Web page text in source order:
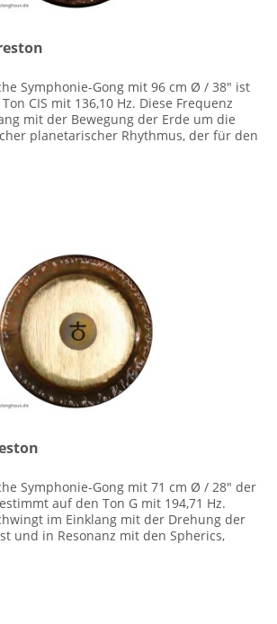
Symphonie-Gong mit 96 cm Ø / 38" ist
CIS mit 136,10 Hz. Diese Frequenz
mit der Bewegung der Erde um die
planetarischer Rhythmus, der für den
Symphonie-Gong mit 71 cm Ø / 28" der
auf den Ton G mit 194,71 Hz.
im Einklang mit der Drehung der
und in Resonanz mit den Spherics,